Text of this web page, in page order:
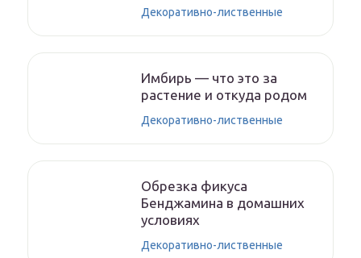
Декоративно-лиственные
Имбирь — что это за
растение и откуда родом
Декоративно-лиственные
Обрезка фикуса
Бенджамина в домашних
условиях
Декоративно-лиственные